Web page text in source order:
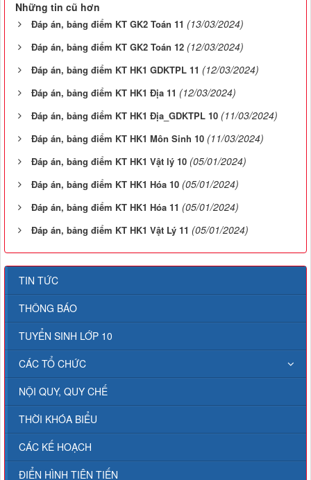
Những tin cũ hơn
Đáp án, bảng điểm KT GK2 Toán 11 (13/03/2024)
Đáp án, bảng điểm KT GK2 Toán 12 (12/03/2024)
Đáp án, bảng điểm KT HK1 GDKTPL 11 (12/03/2024)
Đáp án, bảng điểm KT HK1 Địa 11 (12/03/2024)
Đáp án, bảng điểm KT HK1 Địa_GDKTPL 10 (11/03/2024)
Đáp án, bảng điểm KT HK1 Môn Sinh 10 (11/03/2024)
Đáp án, bảng điểm KT HK1 Vật lý 10 (05/01/2024)
Đáp án, bảng điểm KT HK1 Hóa 10 (05/01/2024)
Đáp án, bảng điểm KT HK1 Hóa 11 (05/01/2024)
Đáp án, bảng điểm KT HK1 Vật Lý 11 (05/01/2024)
TIN TỨC
THÔNG BÁO
TUYỂN SINH LỚP 10
CÁC TỔ CHỨC
NỘI QUY, QUY CHẾ
THỜI KHÓA BIỂU
CÁC KẾ HOẠCH
ĐIỂN HÌNH TIÊN TIẾN